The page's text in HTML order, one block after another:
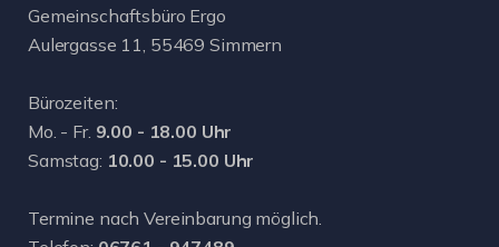
Gemeinschaftsbüro Ergo
Aulergasse 11, 55469 Simmern
Bürozeiten:
Mo. - Fr. 9.00 - 18.00 Uhr
Samstag: 10.00 - 15.00 Uhr
Termine nach Vereinbarung möglich.